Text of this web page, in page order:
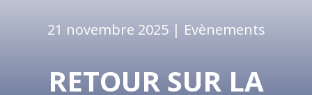
21 novembre 2025 | Evènements
RETOUR SUR LA